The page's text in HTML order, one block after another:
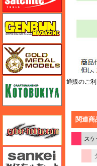
通販のご利
関連商
ス
ゲンブンマ
ゴールドメ
コトブキヤ
サイバーホ
さんけい み